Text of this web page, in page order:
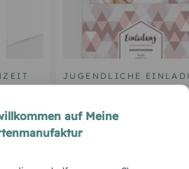
JUGENDLICHE
Dreiklang
auf Meine